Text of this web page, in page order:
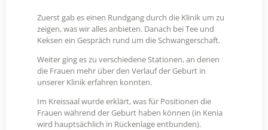
Zuerst gab es einen Rundgang durch die Klinik um zu
zeigen, was wir alles anbieten. Danach bei Tee und
Keksen ein Gespräch rund um die Schwangerschaft.
Weiter ging es zu verschiedene Stationen, an denen
die Frauen mehr über den Verlauf der Geburt in
unserer Klinik erfahren konnten.
Im Kreissaal wurde erklärt, was für Positionen die
Frauen während der Geburt haben können (in Kenia
wird hauptsächlich in Rückenlage entbunden).